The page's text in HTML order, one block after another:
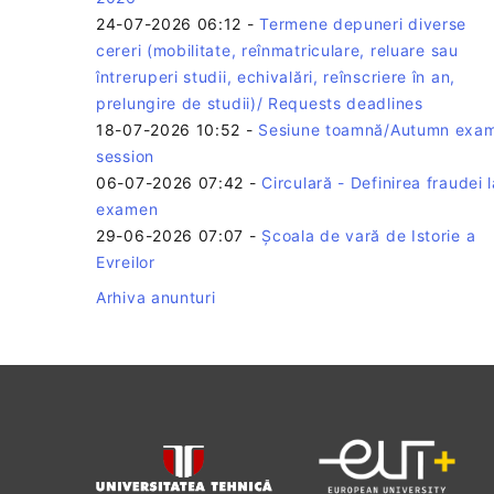
24-07-2026 06:12 -Termene depuneri diverse
cereri (mobilitate, reînmatriculare, reluare sau
întreruperi studii, echivalări, reînscriere în an,
prelungire de studii)/ Requests deadlines
18-07-2026 10:52 - Sesiune toamnă/Autumn
session
06-07-2026 07:42 - Circulară - Definirea fraudei
examen
29-06-2026 07:07 - Școala de vară de Istorie a
Evreilor
Arhiva anunturi